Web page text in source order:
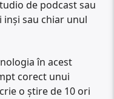
de podcast sau
inși sau chiar unul
în acest
corect unui
o știre de 10 ori